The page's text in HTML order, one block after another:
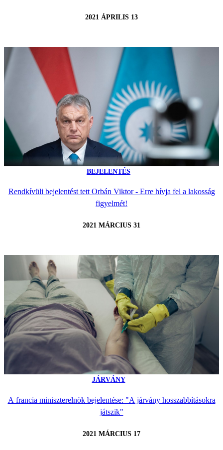
2021 ÁPRILIS 13
BEJELENTÉS
Rendkívüli bejelentést tett Orbán Viktor - Erre hívja fel a lakosság
figyelmét!
2021 MÁRCIUS 31
JÁRVÁNY
A francia miniszterelnök bejelentése: "A járvány hosszabbításokra
játszik"
2021 MÁRCIUS 17